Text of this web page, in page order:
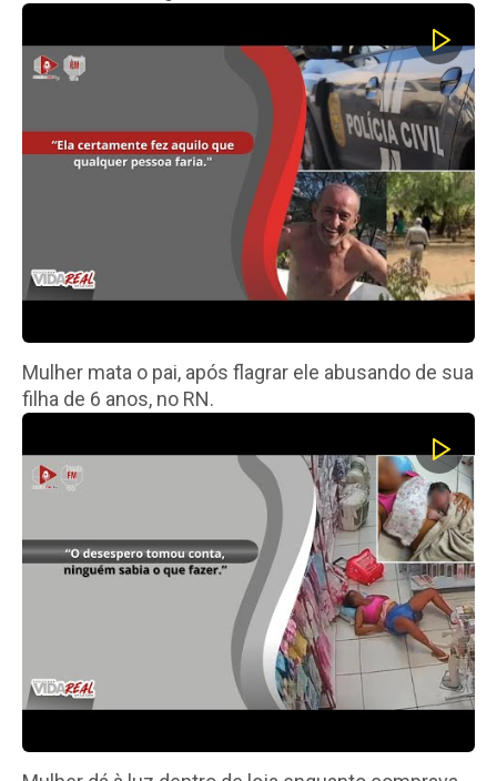
Mulher mata o pai, após flagrar ele abusando de sua
filha de 6 anos, no RN.